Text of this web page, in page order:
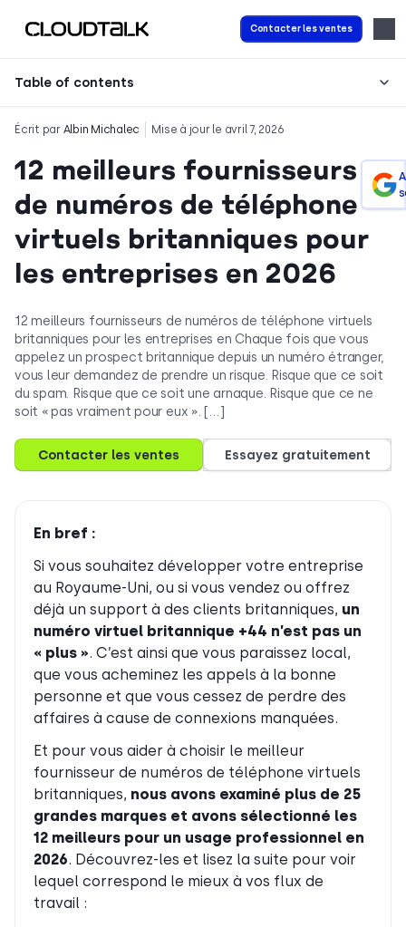
Contacter les ventes
Table of contents
Écrit par Albin Michalec Mise à jour le avril 7, 2026
12 meilleurs fournisseurs
de numéros de téléphone
virtuels britanniques pour
les entreprises en 2026
12 meilleurs fournisseurs de numéros de téléphone virtuels
britanniques pour les entreprises en Chaque fois que vous
appelez un prospect britannique depuis un numéro étranger,
vous leur demandez de prendre un risque. Risque que ce soit
du spam. Risque que ce soit une arnaque. Risque que ce ne
soit « pas vraiment pour eux ». […]
Contacter les ventes Essayez gratuitement
En bref :
Si vous souhaitez développer votre entreprise
au Royaume-Uni, ou si vous vendez ou offrez
déjà un support à des clients britanniques, un
numéro virtuel britannique +44 n’est pas un
« plus ». C’est ainsi que vous paraissez local,
que vous acheminez les appels à la bonne
personne et que vous cessez de perdre des
affaires à cause de connexions manquées.
Et pour vous aider à choisir le meilleur
fournisseur de numéros de téléphone virtuels
britanniques, nous avons examiné plus de 25
grandes marques et avons sélectionné les
12 meilleurs pour un usage professionnel en
2026. Découvrez-les et lisez la suite pour voir
lequel correspond le mieux à vos flux de
travail :